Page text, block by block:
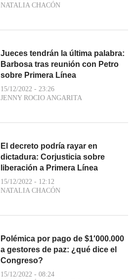
NATALIA CHACÓN
Jueces tendrán la última palabra:
Barbosa tras reunión con Petro
sobre Primera Línea
15/12/2022 - 23:26
JENNY ROCIO ANGARITA
El decreto podría rayar en
dictadura: Corjusticia sobre
liberación a Primera Línea
15/12/2022 - 12:12
NATALIA CHACÓN
Polémica por pago de $1′000.000
a gestores de paz: ¿qué dice el
Congreso?
15/12/2022 - 08:24